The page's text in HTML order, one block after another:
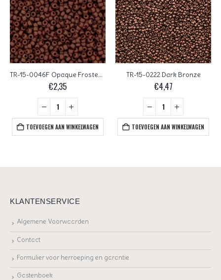
TR-15-0046F Opaque Frosted Oxblood
€2,35
TOEVOEGEN AAN WINKELWAGEN
TR-15-0222 Dark Bronze
€4,47
TOEVOEGEN AAN WINKELWAGEN
KLANTENSERVICE
Algemene Voorwaarden
Contact
Formulier voor herroeping en garantie
Gastenboek